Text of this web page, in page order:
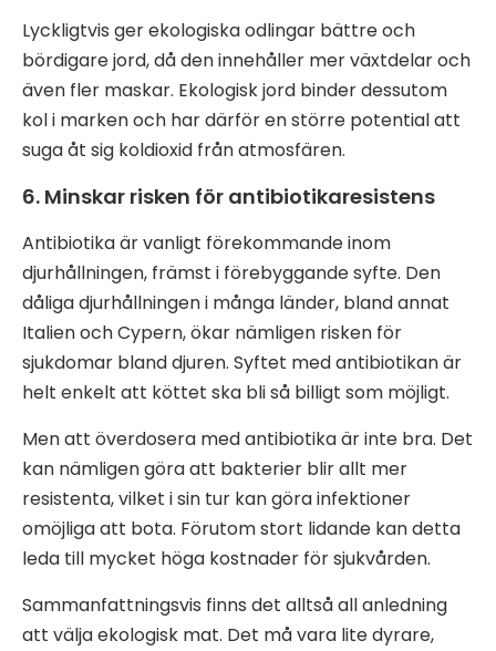
Lyckligtvis ger ekologiska odlingar bättre och
bördigare jord, då den innehåller mer växtdelar och
även fler maskar. Ekologisk jord binder dessutom
kol i marken och har därför en större potential att
suga åt sig koldioxid från atmosfären.
6. Minskar risken för antibiotikaresistens
Antibiotika är vanligt förekommande inom
djurhållningen, främst i förebyggande syfte. Den
dåliga djurhållningen i många länder, bland annat
Italien och Cypern, ökar nämligen risken för
sjukdomar bland djuren. Syftet med antibiotikan är
helt enkelt att köttet ska bli så billigt som möjligt.
Men att överdosera med antibiotika är inte bra. Det
kan nämligen göra att bakterier blir allt mer
resistenta, vilket i sin tur kan göra infektioner
omöjliga att bota. Förutom stort lidande kan detta
leda till mycket höga kostnader för sjukvården.
Sammanfattningsvis finns det alltså all anledning
att välja ekologisk mat. Det må vara lite dyrare,